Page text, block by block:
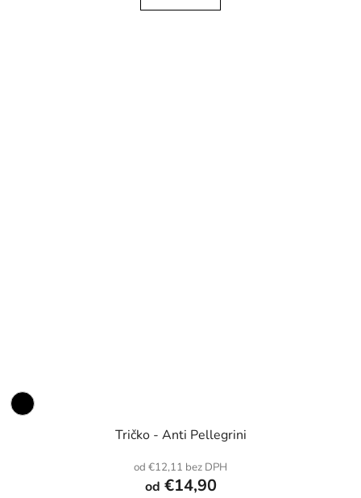
Tričko - Anti Pellegrini
od €12,11 bez DPH
od €14,90